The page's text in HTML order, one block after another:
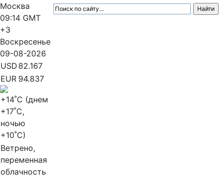
Москва
09:14 GMT
+3
Воскресенье
09-08-2026
USD 82.167
EUR 94.837
+14˚C (днем
+17˚C,
ночью
+10˚C)
Ветрено,
переменная
облачность